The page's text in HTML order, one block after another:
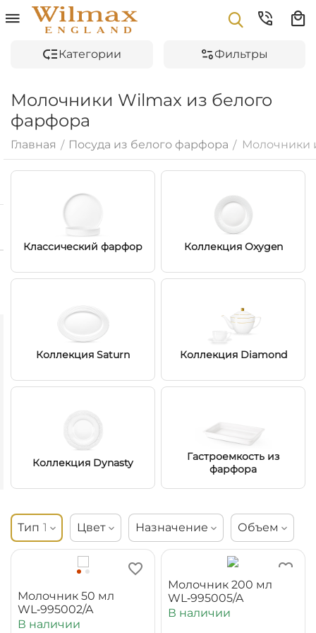
Категории Фильтры
Молочники Wilmax из белого
фарфора
Главная / Посуда из белого фарфора / Молочники
Классический фарфор Коллекция Oxygen
Коллекция Saturn Коллекция Diamond
Коллекция Dynasty
Гастроемкость из
фарфора
Тип 1 Цвет Назначение Объем
Молочник 50 мл
WL‑995002/A
В наличии
Молочник 200 мл
WL‑995005/A
В наличии